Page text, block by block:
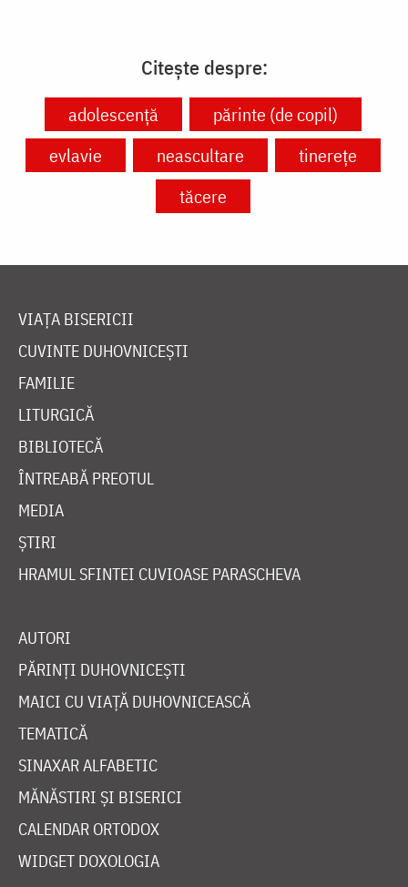
Citește despre:
adolescență
părinte (de copil)
evlavie
neascultare
tinerețe
tăcere
VIAȚA BISERICII
CUVINTE DUHOVNICEȘTI
FAMILIE
LITURGICĂ
BIBLIOTECĂ
ÎNTREABĂ PREOTUL
MEDIA
ȘTIRI
HRAMUL SFINTEI CUVIOASE PARASCHEVA
AUTORI
PĂRINȚI DUHOVNICEȘTI
MAICI CU VIAȚĂ DUHOVNICEASCĂ
TEMATICĂ
SINAXAR ALFABETIC
MĂNĂSTIRI ȘI BISERICI
CALENDAR ORTODOX
WIDGET DOXOLOGIA